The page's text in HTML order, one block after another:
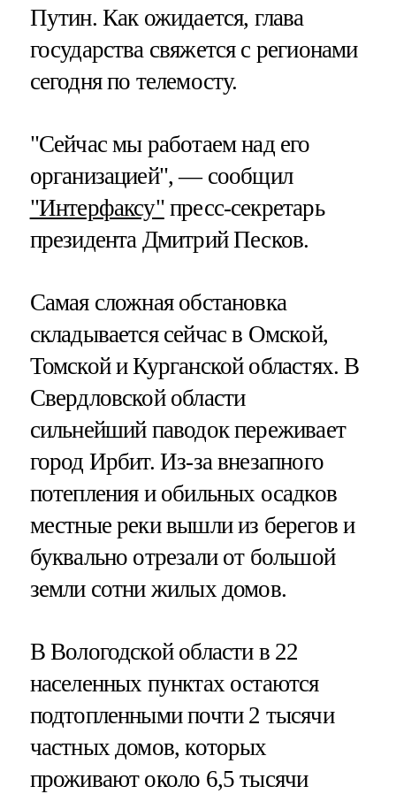
Путин. Как ожидается, глава
государства свяжется с регионами
сегодня по телемосту.
"Сейчас мы работаем над его
организацией", — сообщил
"Интерфаксу"пресс-секретарь
президента Дмитрий Песков.
Самая сложная обстановка
складывается сейчас в Омской,
Томской и Курганской областях. В
Свердловской области
сильнейший паводок переживает
город Ирбит. Из-за внезапного
потепления и обильных осадков
местные реки вышли из берегов и
буквально отрезали от большой
земли сотни жилых домов.
В Вологодской области в 22
населенных пунктах остаются
подтопленными почти 2 тысячи
частных домов, которых
проживают около 6,5 тысячи